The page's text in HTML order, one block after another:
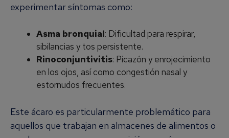
experimentar síntomas como:
Asma bronquial: Dificultad para respirar,
sibilancias y tos persistente.
Rinoconjuntivitis: Picazón y enrojecimiento
en los ojos, así como congestión nasal y
estornudos frecuentes.
Este ácaro es particularmente problemático para
aquellos que trabajan en almacenes de alimentos o